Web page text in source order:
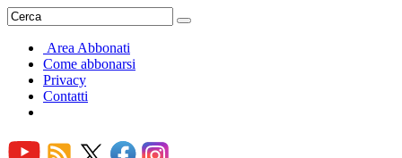
Area Abbonati
Come abbonarsi
Privacy
Contatti